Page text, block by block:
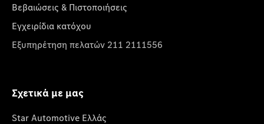
Βεβαιώσεις & Πιστοποιήσεις
Εγχειρίδια κατόχου
Εξυπηρέτηση πελατών 211 2111556
Σχετικά με μας
Star Automotive Ελλάς